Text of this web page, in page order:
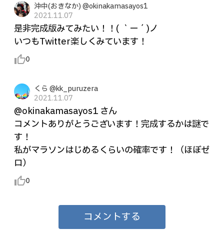
沖中(おきなか) @okinakamasayos1
2021.11.07
是非完成版みてみたい！！( ｀ー´)ノ
いつもTwitter楽しくみています！
thumb_up_alt0
くら @kk_puruzera
2021.11.07
@okinakamasayos1 さん
コメントありがとうございます！完成するかは謎で
す！
私がマラソンはじめるくらいの確率です！（ほぼゼ
ロ）
thumb_up_alt0
コメントする